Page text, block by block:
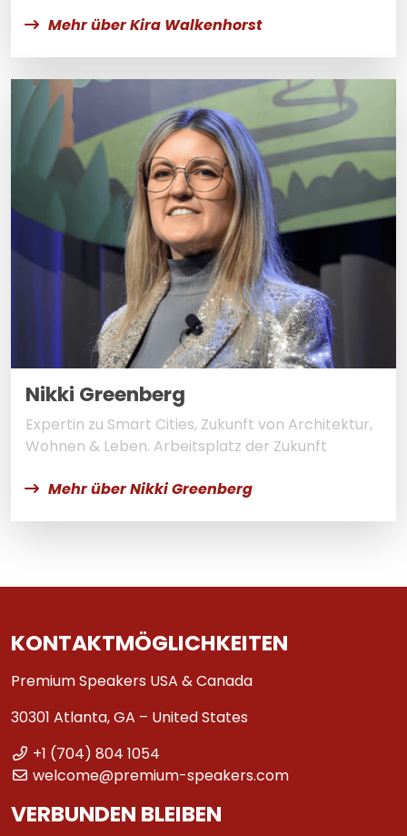
Mehr über Kira Walkenhorst
Nikki Greenberg
Expertin zu Smart Cities, Zukunft von Architektur,
Wohnen & Leben. Arbeitsplatz der Zukunft
Mehr über Nikki Greenberg
KONTAKTMÖGLICHKEITEN
Premium Speakers USA & Canada
30301 Atlanta, GA – United States
+1 (704) 804 1054
welcome@premium-speakers.com
VERBUNDEN BLEIBEN